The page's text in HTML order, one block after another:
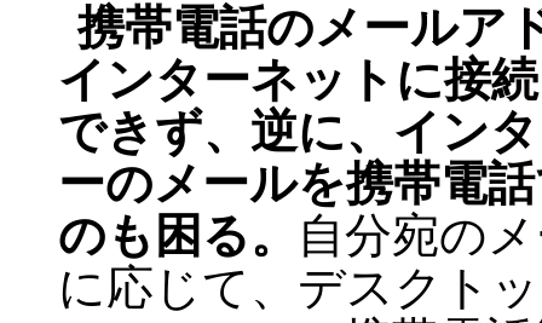
携帯電話のメールア
インターネットに接
できず、逆に、イン
ーのメールを携帯電
のも困る。
自分宛の
に応じて、デスクト